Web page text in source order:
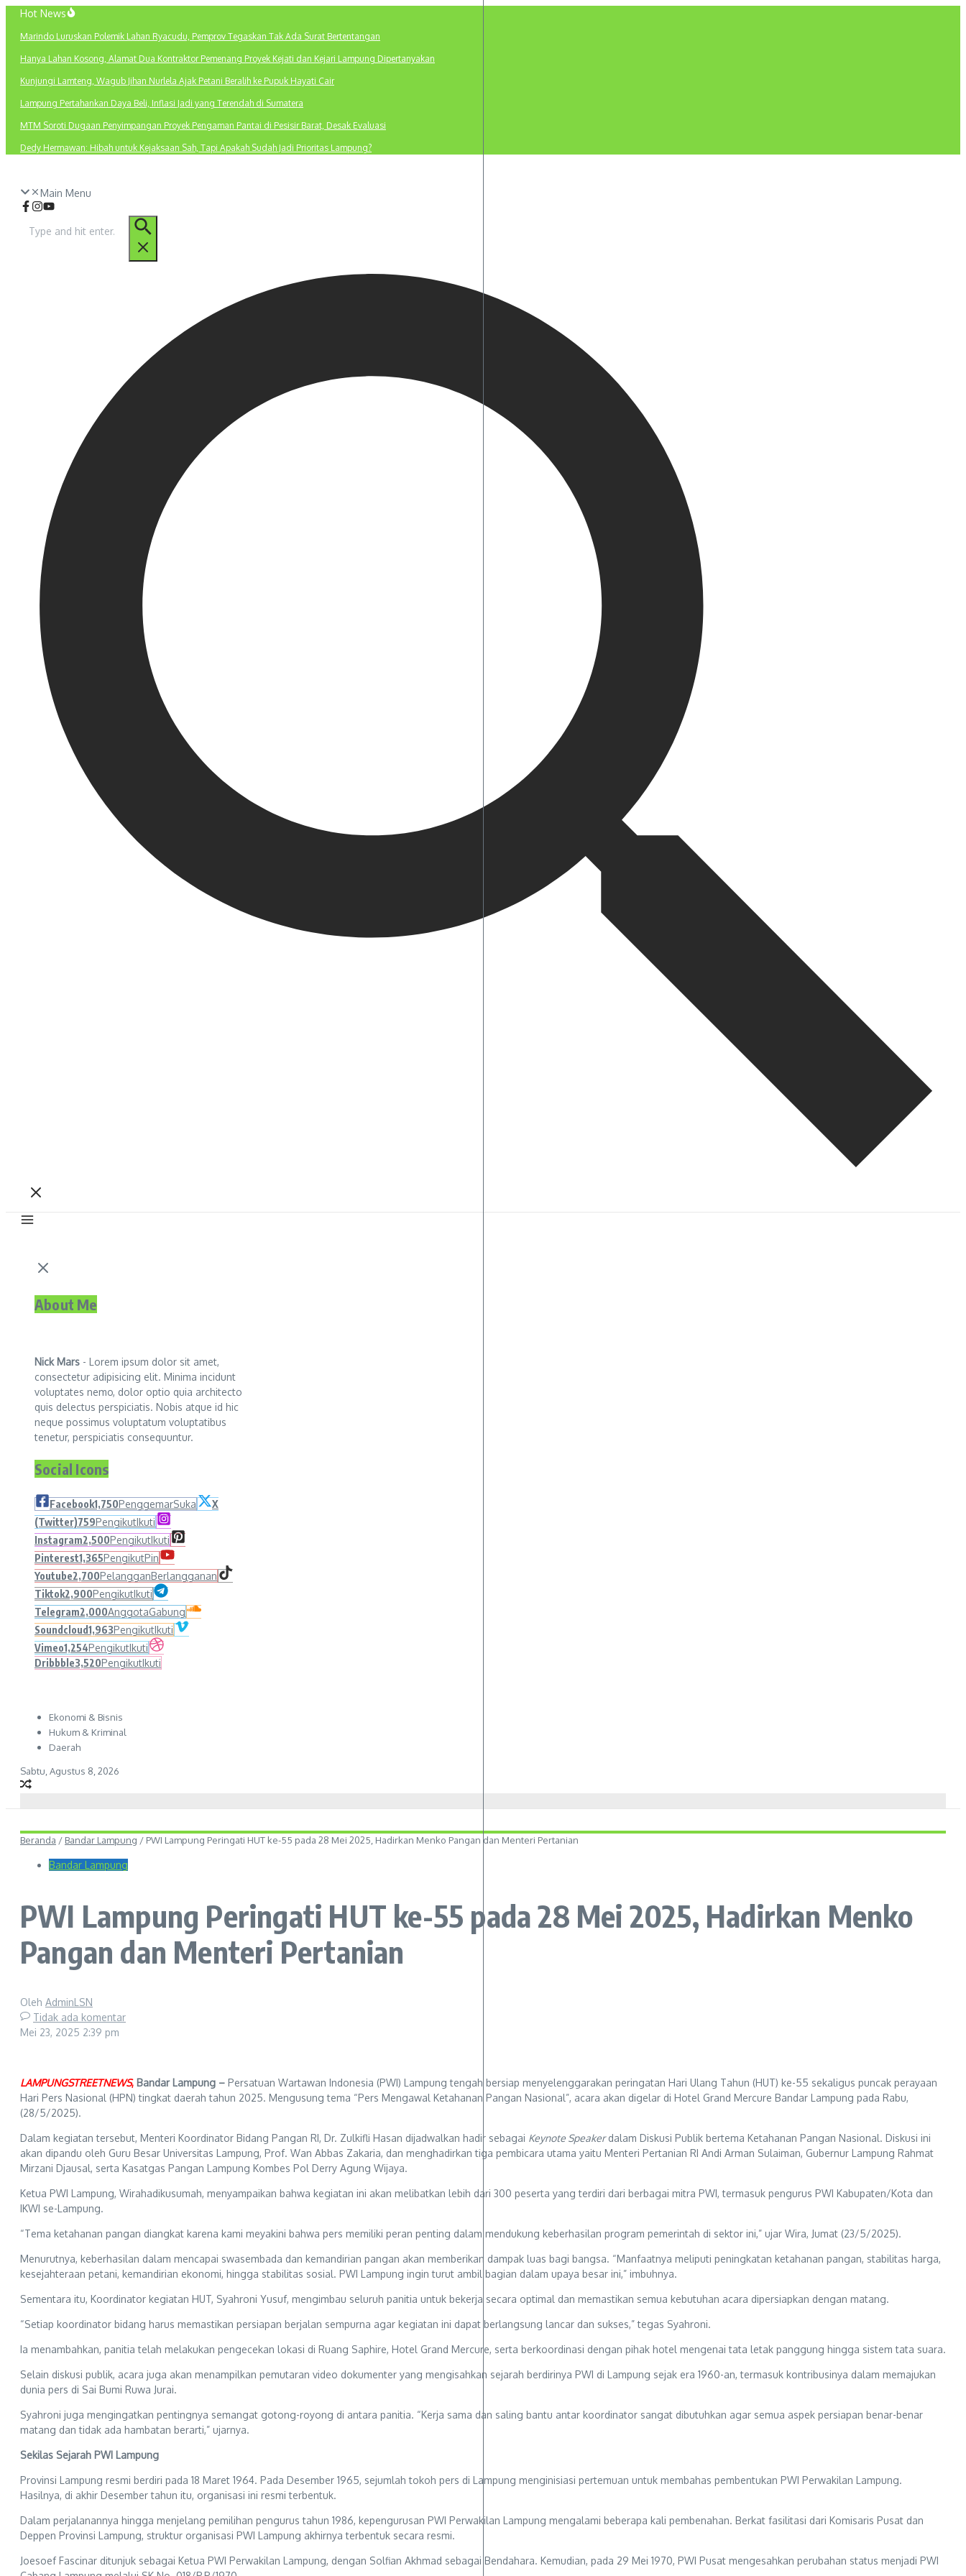
Lewati
konten
Hot News
Marindo Luruskan Polemik Lahan Ryacudu, Pemprov Tegaskan Tak Ada Surat Bertentangan
Hanya Lahan Kosong, Alamat Dua Kontraktor Pemenang Proyek Kejati dan Kejari Lampung Dipertanyakan
Kunjungi Lamteng, Wagub Jihan Nurlela Ajak Petani Beralih ke Pupuk Hayati Cair
Lampung Pertahankan Daya Beli, Inflasi Jadi yang Terendah di Sumatera
MTM Soroti Dugaan Penyimpangan Proyek Pengaman Pantai di Pesisir Barat, Desak Evaluasi
Dedy Hermawan: Hibah untuk Kejaksaan Sah, Tapi Apakah Sudah Jadi Prioritas Lampung?
Main Menu
untuk:
About Me
Nick Mars - Lorem ipsum dolor sit amet,
consectetur adipisicing elit. Minima incidunt
voluptates nemo, dolor optio quia architecto
quis delectus perspiciatis. Nobis atque id hic
neque possimus voluptatum voluptatibus
tenetur, perspiciatis consequuntur.
Social Icons
Facebook1,750PenggemarSuka
X
(Twitter)759PengikutIkuti
Instagram2,500PengikutIkuti
Pinterest1,365PengikutPin
Youtube2,700PelangganBerlangganan
Tiktok2,900PengikutIkuti
Telegram2,000AnggotaGabung
Soundcloud1,963PengikutIkuti
Vimeo1,254PengikutIkuti
Dribbble3,520PengikutIkuti
Ekonomi & Bisnis
Hukum & Kriminal
Daerah
Sabtu, Agustus 8, 2026
Beranda / Bandar Lampung / PWI Lampung Peringati HUT ke-55 pada 28 Mei 2025, Hadirkan Menko Pangan dan Menteri Pertanian
Bandar Lampung
PWI Lampung Peringati HUT ke-55 pada 28 Mei 2025, Hadirkan Menko
Pangan dan Menteri Pertanian
Oleh AdminLSN
Tidak ada komentar
Mei 23, 2025 2:39 pm
LAMPUNGSTREETNEWS, Bandar Lampung – Persatuan Wartawan Indonesia (PWI) Lampung tengah bersiap menyelenggarakan peringatan Hari Ulang Tahun (HUT) ke-55 sekaligus puncak perayaan
Hari Pers Nasional (HPN) tingkat daerah tahun 2025. Mengusung tema “Pers Mengawal Ketahanan Pangan Nasional”, acara akan digelar di Hotel Grand Mercure Bandar Lampung pada Rabu,
(28/5/2025).
Dalam kegiatan tersebut, Menteri Koordinator Bidang Pangan RI, Dr. Zulkifli Hasan dijadwalkan hadir sebagai Keynote Speakerdalam Diskusi Publik bertema Ketahanan Pangan Nasional. Diskusi ini
akan dipandu oleh Guru Besar Universitas Lampung, Prof. Wan Abbas Zakaria, dan menghadirkan tiga pembicara utama yaitu Menteri Pertanian RI Andi Arman Sulaiman, Gubernur Lampung Rahmat
Mirzani Djausal, serta Kasatgas Pangan Lampung Kombes Pol Derry Agung Wijaya.
Ketua PWI Lampung, Wirahadikusumah, menyampaikan bahwa kegiatan ini akan melibatkan lebih dari 300 peserta yang terdiri dari berbagai mitra PWI, termasuk pengurus PWI Kabupaten/Kota dan
IKWI se-Lampung.
“Tema ketahanan pangan diangkat karena kami meyakini bahwa pers memiliki peran penting dalam mendukung keberhasilan program pemerintah di sektor ini,” ujar Wira, Jumat (23/5/2025).
Menurutnya, keberhasilan dalam mencapai swasembada dan kemandirian pangan akan memberikan dampak luas bagi bangsa. “Manfaatnya meliputi peningkatan ketahanan pangan, stabilitas harga,
kesejahteraan petani, kemandirian ekonomi, hingga stabilitas sosial. PWI Lampung ingin turut ambil bagian dalam upaya besar ini,” imbuhnya.
Sementara itu, Koordinator kegiatan HUT, Syahroni Yusuf, mengimbau seluruh panitia untuk bekerja secara optimal dan memastikan semua kebutuhan acara dipersiapkan dengan matang.
“Setiap koordinator bidang harus memastikan persiapan berjalan sempurna agar kegiatan ini dapat berlangsung lancar dan sukses,” tegas Syahroni.
Ia menambahkan, panitia telah melakukan pengecekan lokasi di Ruang Saphire, Hotel Grand Mercure, serta berkoordinasi dengan pihak hotel mengenai tata letak panggung hingga sistem tata suara.
Selain diskusi publik, acara juga akan menampilkan pemutaran video dokumenter yang mengisahkan sejarah berdirinya PWI di Lampung sejak era 1960-an, termasuk kontribusinya dalam memajukan
dunia pers di Sai Bumi Ruwa Jurai.
Syahroni juga mengingatkan pentingnya semangat gotong-royong di antara panitia. “Kerja sama dan saling bantu antar koordinator sangat dibutuhkan agar semua aspek persiapan benar-benar
matang dan tidak ada hambatan berarti,” ujarnya.
Sekilas Sejarah PWI Lampung
Provinsi Lampung resmi berdiri pada 18 Maret 1964. Pada Desember 1965, sejumlah tokoh pers di Lampung menginisiasi pertemuan untuk membahas pembentukan PWI Perwakilan Lampung.
Hasilnya, di akhir Desember tahun itu, organisasi ini resmi terbentuk.
Dalam perjalanannya hingga menjelang pemilihan pengurus tahun 1986, kepengurusan PWI Perwakilan Lampung mengalami beberapa kali pembenahan. Berkat fasilitasi dari Komisaris Pusat dan
Deppen Provinsi Lampung, struktur organisasi PWI Lampung akhirnya terbentuk secara resmi.
Joesoef Fascinar ditunjuk sebagai Ketua PWI Perwakilan Lampung, dengan Solfian Akhmad sebagai Bendahara. Kemudian, pada 29 Mei 1970, PWI Pusat mengesahkan perubahan status menjadi PWI